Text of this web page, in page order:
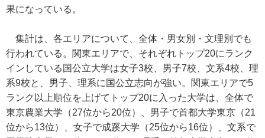
果になっている。
集計は、各エリアについて、全体・男女別・文理別でも
行われている。関東エリアで、それぞれトップ20にランク
インしている国公立大学は女子3校、男子7校、文系4校、理
系9校と、男子、理系に国公立志向が強い。関東エリアで5
ランク以上順位を上げてトップ20に入った大学は、全体で
東京農業大学（27位から20位）、男子で首都大学東京（21
位から13位）、女子で成蹊大学（25位から16位）、文系で